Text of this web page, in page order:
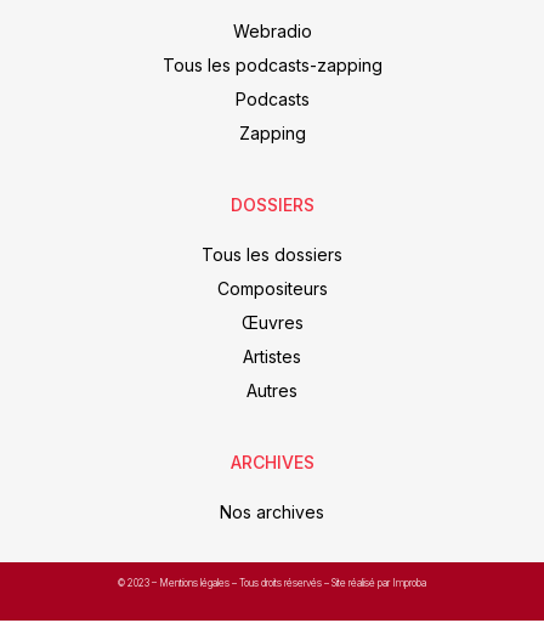
Webradio
Tous les podcasts-zapping
Podcasts
Zapping
DOSSIERS
Tous les dossiers
Compositeurs
Œuvres
Artistes
Autres
ARCHIVES
Nos archives
© 2023 – Mentions légales – Tous droits réservés – Site réalisé par Improba